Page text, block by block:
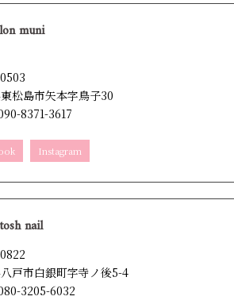
muni
松島市矢本字鳥子30
8371-3617
Instagram
nail
戸市白銀町字寺ノ後5-4
3205-6032